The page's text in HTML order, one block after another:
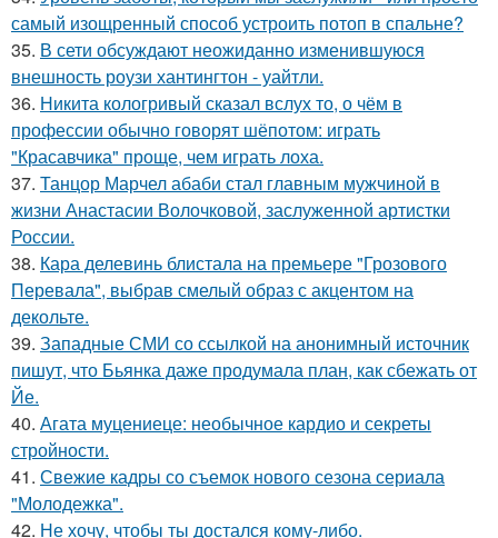
самый изощренный способ устроить потоп в спальне?
35. В сети обсуждают неожиданно изменившуюся
внешность роузи хантингтон - уайтли.
36. Никита кологривый сказал вслух то, о чём в
профессии обычно говорят шёпотом: играть
"Красавчика" проще, чем играть лоха.
37. Танцор Марчел абаби стал главным мужчиной в
жизни Анастасии Волочковой, заслуженной артистки
России.
38. Кара делевинь блистала на премьере "Грозового
Перевала", выбрав смелый образ с акцентом на
декольте.
39. Западные СМИ со ссылкой на анонимный источник
пишут, что Бьянка даже продумала план, как сбежать от
Йе.
40. Агата муцениеце: необычное кардио и секреты
стройности.
41. Свежие кадры со съемок нового сезона сериала
"Молодежка".
42. Не хочу, чтобы ты достался кому-либо.